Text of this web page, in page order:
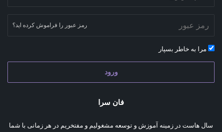
رمز عبور را فراموش کرده اید؟
مرا به خاطر بسپار
ورود
فان سرا
سال هاست در زمینه آموزش و توسعه مشغولیم و مفتخریم در هر زمانی با شما